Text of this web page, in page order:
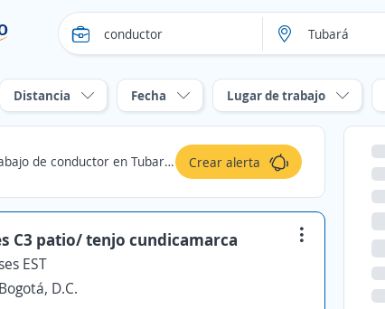
Distancia Fecha Lugar de trabajo
de conductor en Tubará, Atlántico Crear alerta
C3 patio/ tenjo cundicamarca
EST
D.C.